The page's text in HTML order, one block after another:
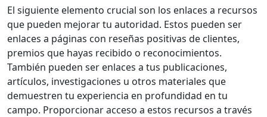
El siguiente elemento crucial son los enlaces a recursos
que pueden mejorar tu autoridad. Estos pueden ser
enlaces a páginas con reseñas positivas de clientes,
premios que hayas recibido o reconocimientos.
También pueden ser enlaces a tus publicaciones,
artículos, investigaciones u otros materiales que
demuestren tu experiencia en profundidad en tu
campo. Proporcionar acceso a estos recursos a través